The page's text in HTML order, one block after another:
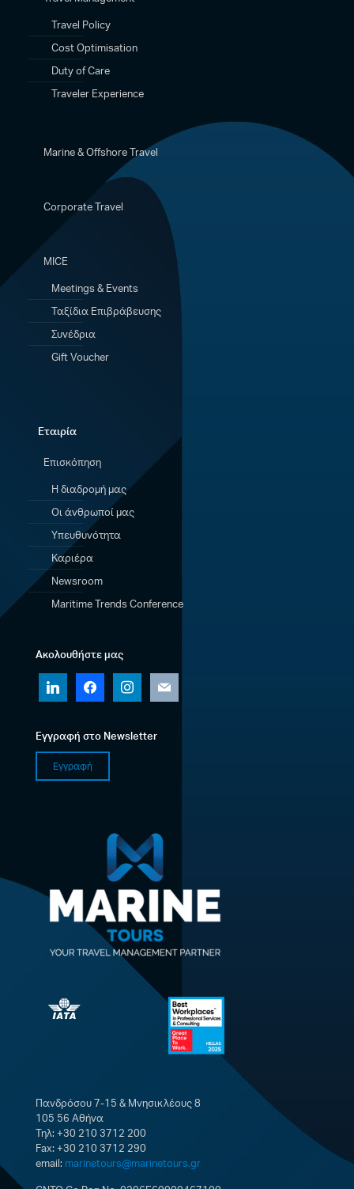
Travel Policy
Cost Optimisation
Duty of Care
Traveler Experience
Marine & Offshore Travel
Corporate Travel
MICE
Meetings & Events
Ταξίδια Eπιβράβευσης
Συνέδρια
Gift Voucher
Εταιρία
Επισκόπηση
Η διαδρομή μας
Οι άνθρωποί μας
Υπευθυνότητα
Καριέρα
Newsroom
Maritime Trends Conference
Ακολουθήστε μας
linkedin
facebook instagram
Εγγραφή στο Newsletter
Εγγραφή
Πανδρόσου 7-15 & Μνησικλέους 8
105 56 Αθήνα
Τηλ: +30 210 3712 200
Fax: +30 210 3712 290
email: marinetours@marinetours.gr